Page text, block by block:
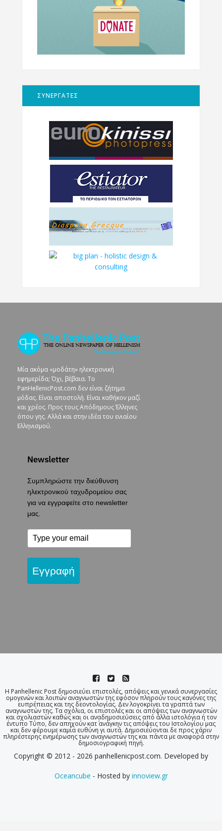
ΣΥΝΕΡΓΑΤΕΣ
Μία ακόμα «μοδάτη» ηλεκτρονική
εφημερίδα; Όχι, βέβαια. To
PanHellenicPost.com δεν είναι ζήτημα
μόδας. Είναι αποστολή. Είναι καθήκον μαζί
και χρέος. Προς τους Απόδημους Έλληνες
όπου γης. Αλλά και στην ιδέα του ενιαίου
Ελληνισμού.
Newsletter
Συμπληρώστε την διεύθυνση
ηλεκτρονικού ταχυδρομείου σας
για να εγγραφείτε στο newsletter
μας.
Εγγραφή
Η Panhellenic Post δημοσιεύει επιστολές, απόψεις και γενικά συνεργασίες
ομογενών και λοιπών αναγνωστών της εφόσον πληρούν τους κανόνες της
ευπρέπειας και της δεοντολογίας. Δεν λογοκρίνει τα γραπτά των
αναγνωστών της. Τα σχόλια, οι επιστολές και οι απόψεις των αναγνωστών
και σχολιαστών καθώς και οι αναδημοσιεύσεις από άλλα ιστολόγια ή τον
έντυπο Τύπο, δεν απηχούν κατ΄ ανάγκην τις απόψεις του Ιστολογίου μας
και δεν φέρουμε καμία ευθύνη γι αυτά. Δημοσιεύονται δε προς χάριν
πληρέστερης ενημέρωσης των αναγνωστών της και πάντα με αναφορά στην
δημοσιογραφική πηγή.
Copyright © 2012 - 2026 panhellenicpost.com. Developed by
Oceancube - Hosted by innoview.gr